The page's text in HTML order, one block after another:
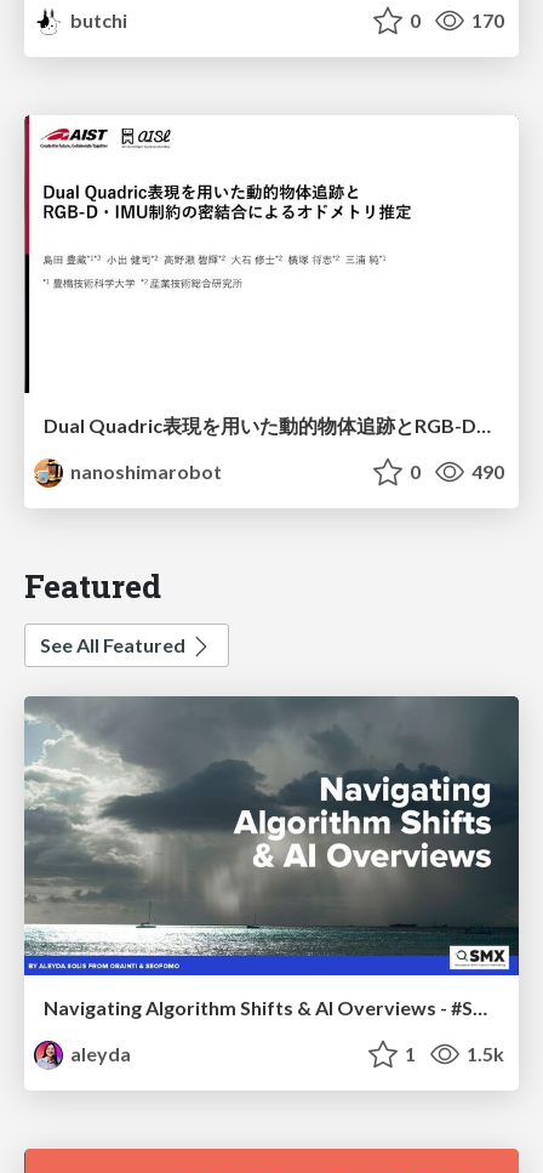
butchi
0 170
Dual Quadric表現を用いた動的物体追跡とRGB-D・IMU制約の密結合によるオドメトリ推定
nanoshimarobot
0 490
Featured
See All Featured
aleyda
1 1.5k